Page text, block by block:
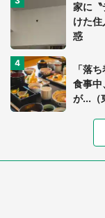
家に〝
けた
惑
「落
食事中
が...（
「可
「孫